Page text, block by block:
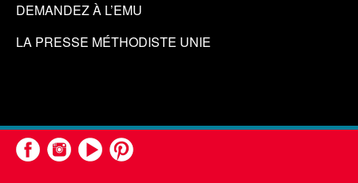
DEMANDEZ À L’EMU
LA PRESSE MÉTHODISTE UNIE